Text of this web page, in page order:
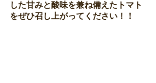
した甘みと酸味を兼ね備えたトマト
をぜひ召し上がってください！！